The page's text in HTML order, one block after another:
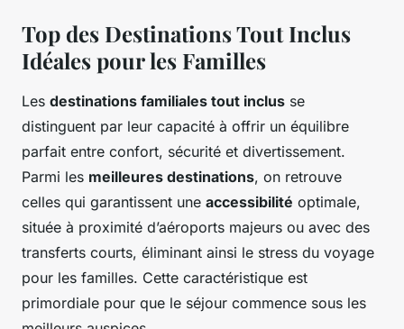
Top des Destinations Tout Inclus
Idéales pour les Familles
Les destinations familiales tout inclus se
distinguent par leur capacité à offrir un équilibre
parfait entre confort, sécurité et divertissement.
Parmi les meilleures destinations, on retrouve
celles qui garantissent une accessibilité optimale,
située à proximité d’aéroports majeurs ou avec des
transferts courts, éliminant ainsi le stress du voyage
pour les familles. Cette caractéristique est
primordiale pour que le séjour commence sous les